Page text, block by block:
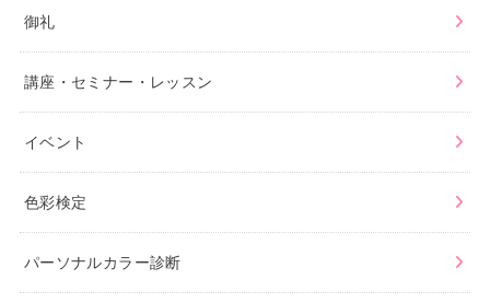
御礼
講座・セミナー・レッスン
イベント
色彩検定
パーソナルカラー診断